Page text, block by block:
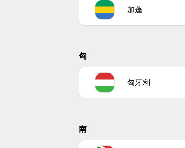
加蓬
匈
匈牙利
南